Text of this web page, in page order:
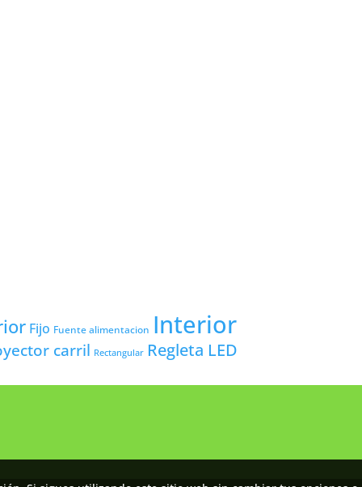
Fijo Fuente alimentacion Interior
carril Rectangular Regleta LED